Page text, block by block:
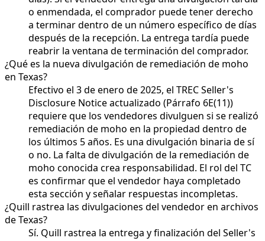
o enmendada, el comprador puede tener derecho
a terminar dentro de un número específico de días
después de la recepción. La entrega tardía puede
reabrir la ventana de terminación del comprador.
¿Qué es la nueva divulgación de remediación de moho
en Texas?
Efectivo el 3 de enero de 2025, el TREC Seller's
Disclosure Notice actualizado (Párrafo 6E(11))
requiere que los vendedores divulguen si se realizó
remediación de moho en la propiedad dentro de
los últimos 5 años. Es una divulgación binaria de sí
o no. La falta de divulgación de la remediación de
moho conocida crea responsabilidad. El rol del TC
es confirmar que el vendedor haya completado
esta sección y señalar respuestas incompletas.
¿Quill rastrea las divulgaciones del vendedor en archivos
de Texas?
Sí. Quill rastrea la entrega y finalización del Seller's